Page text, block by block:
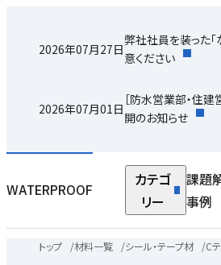
2026年07月27日
弊社社員を装った「
意ください
2026年07月01日
［防水営業部・住
開のお知らせ
WATERPROOF
カテゴ
リー
課題
事例
トップ /材料一覧 /シール・テープ材 /C